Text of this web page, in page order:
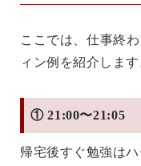
ここでは、 仕事終
ィン例 を紹介します
① 21:00〜21:05
帰宅後すぐ勉強はハ